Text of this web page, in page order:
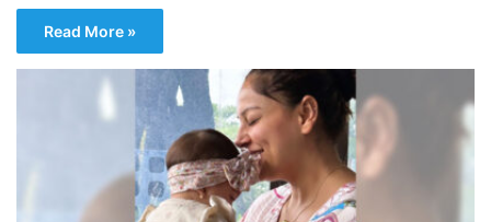
Read More »